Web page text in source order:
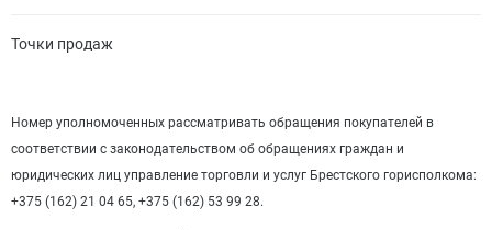
Точки продаж
Номер уполномоченных рассматривать обращения покупателей в
соответствии с законодательством об обращениях граждан и
юридических лиц управление торговли и услуг Брестского горисполкома:
+375 (162) 21 04 65, +375 (162) 53 99 28.